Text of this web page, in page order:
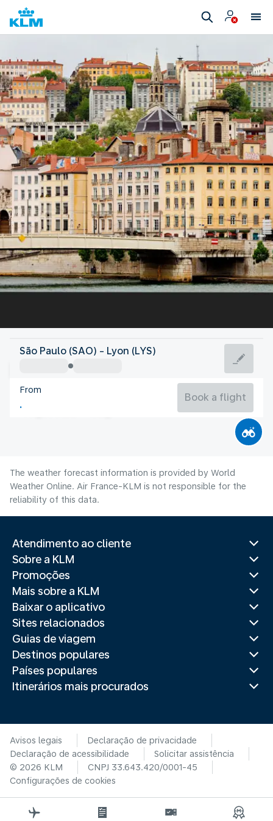
France
France
São Paulo (SAO) - Lyon (LYS)
From
Book a flight
The weather forecast information is provided by World
Weather Online. Air France-KLM is not responsible for the
reliability of this data.
Atendimento ao cliente
Sobre a KLM
Promoções
Mais sobre a KLM
Baixar o aplicativo
Sites relacionados
Guias de viagem
Destinos populares
Países populares
Itinerários mais procurados
Avisos legais
Declaração de privacidade
Declaração de acessibilidade
Solicitar assistência
© 2026 KLM
CNPJ 33.643.420/0001-45
Configurações de cookies